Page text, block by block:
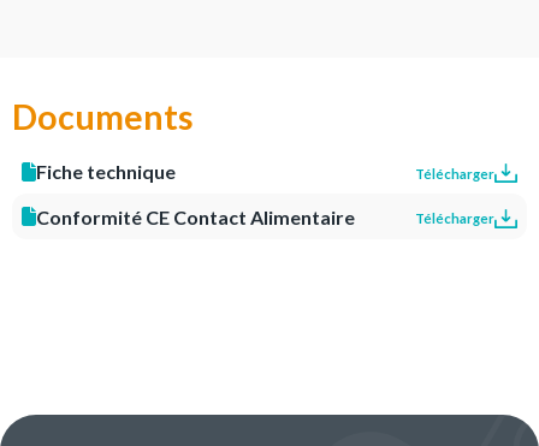
Documents
Fiche technique Télécharger
Conformité CE Contact Alimentaire Télécharger